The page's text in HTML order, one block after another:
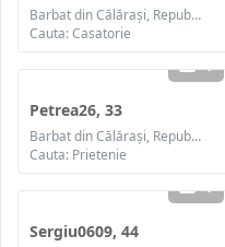
Barbat din Călăraşi, Republica Moldova
Cauta: Casatorie
1
Petrea26, 33
Barbat din Călăraşi, Republica Moldova
Cauta: Prietenie
1
Sergiu0609, 44